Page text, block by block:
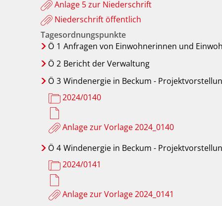
Anlage 5 zur Niederschrift
Niederschrift öffentlich
Tagesordnungspunkte
Ö 1 Anfragen von Einwohnerinnen und
Ö 2 Bericht der Verwaltung
Ö 3 Windenergie in Beckum -
2024/0140
Anlage zur Vorlage 2024_0140
Ö 4 Windenergie in Beckum -
2024/0141
Anlage zur Vorlage 2024_0141